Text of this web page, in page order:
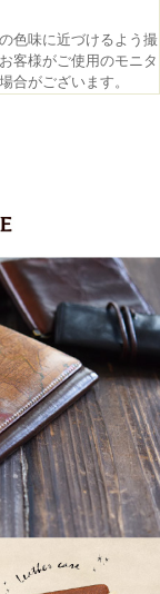
色味に近づけるよう撮
客様がご使用のモニタ
合がございます。